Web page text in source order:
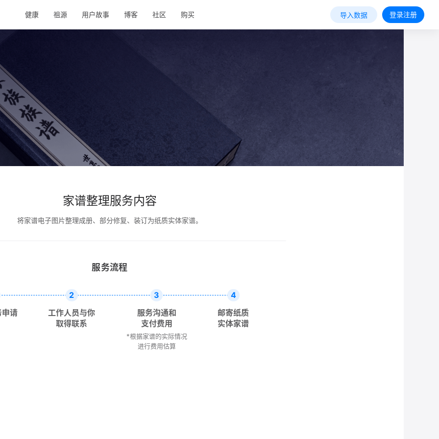
健康 祖源 用户故事 博客 社区 购买 导入数据 登录注册
家谱整理服务内容
将家谱电子图片整理成册、部分修复、装订为纸质实体家谱。
服务流程
申请
2
工作人员与你
取得联系
3
服务沟通和
支付费用
*根据家谱的实际情况
进行费用估算
4
邮寄纸质
实体家谱